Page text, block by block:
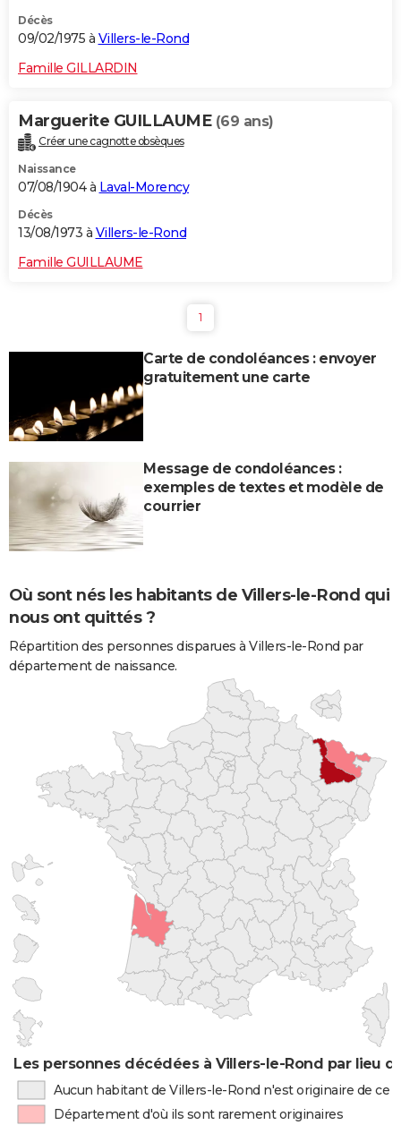
Décès
09/02/1975 à Villers-le-Rond
Famille GILLARDIN
Marguerite GUILLAUME (69 ans)
Créer une cagnotte obsèques
Naissance
07/08/1904 à Laval-Morency
Décès
13/08/1973 à Villers-le-Rond
Famille GUILLAUME
1
Carte de condoléances : envoyer
gratuitement une carte
Message de condoléances :
exemples de textes et modèle de
courrier
Où sont nés les habitants de Villers-le-Rond qui
nous ont quittés ?
Répartition des personnes disparues à Villers-le-Rond par
département de naissance.
Les personnes décédées à Villers-le-Rond par lieu
Aucun habitant de Villers-le-Rond n'est originaire de ce
Département d'où ils sont rarement originaires